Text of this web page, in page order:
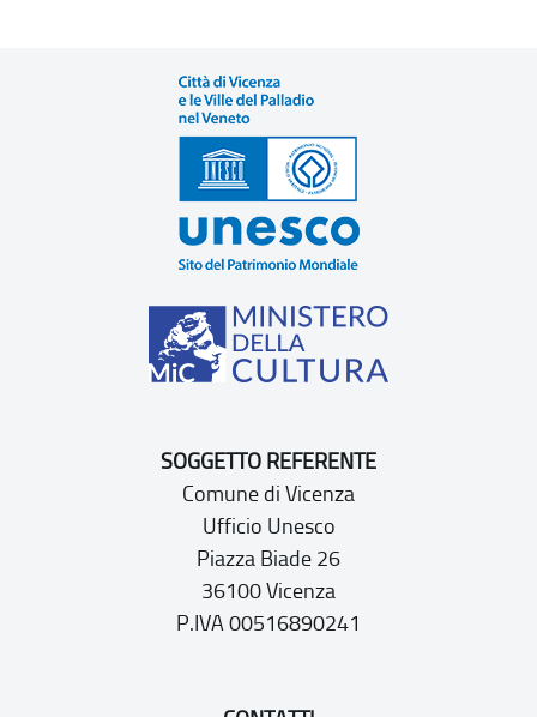
SOGGETTO REFERENTE
Comune di Vicenza
Ufficio Unesco
Piazza Biade 26
36100 Vicenza
P.IVA 00516890241